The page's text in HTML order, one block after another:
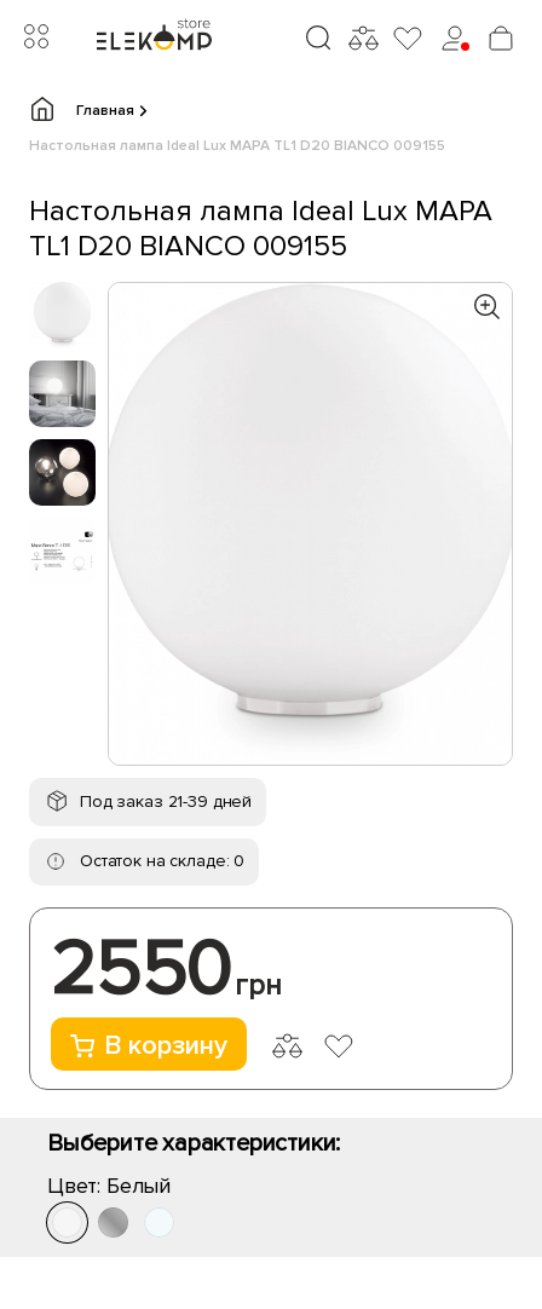
Главная
Настольная лампа Ideal Lux MAPA TL1 D20 BIANCO 009155
Настольная лампа Ideal Lux MAPA
TL1 D20 BIANCO 009155
Под заказ 21-39 дней
Остаток на складе: 0
2550грн
В корзину
Выберите характеристики:
Цвет: Белый